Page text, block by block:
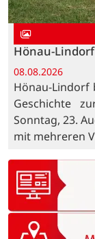
Hönau-
08.08.2026
Hönau-Lindorf
Geschichte
Sonntag, 23.
mit mehreren